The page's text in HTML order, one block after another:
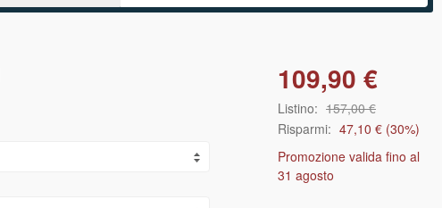
109,90 €
Listino: 157,00 €
Risparmi: 47,10 € (30%)
Promozione valida fino al
31 agosto